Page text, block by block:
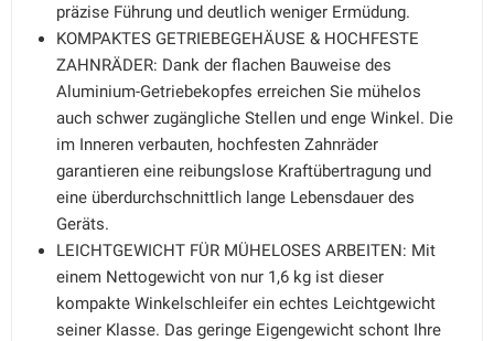
präzise Führung und deutlich weniger Ermüdung.
KOMPAKTES GETRIEBEGEHÄUSE & HOCHFESTE
ZAHNRÄDER: Dank der flachen Bauweise des
Aluminium-Getriebekopfes erreichen Sie mühelos
auch schwer zugängliche Stellen und enge Winkel. Die
im Inneren verbauten, hochfesten Zahnräder
garantieren eine reibungslose Kraftübertragung und
eine überdurchschnittlich lange Lebensdauer des
Geräts.
LEICHTGEWICHT FÜR MÜHELOSES ARBEITEN: Mit
einem Nettogewicht von nur 1,6 kg ist dieser
kompakte Winkelschleifer ein echtes Leichtgewicht
seiner Klasse. Das geringe Eigengewicht schont Ihre